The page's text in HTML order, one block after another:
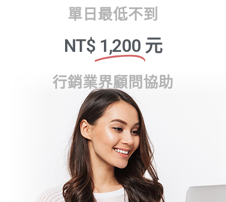
單日最低不到
NT$ 1,200 元
行銷業界顧問協助